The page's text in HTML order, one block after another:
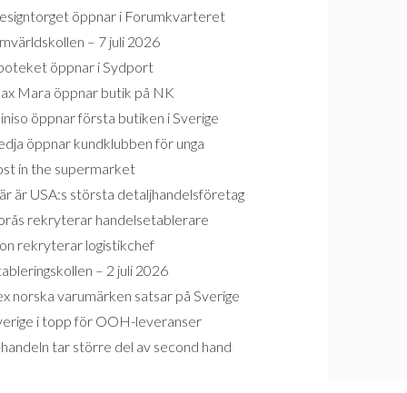
öppnar i Forumkvarteret
– 7 juli 2026
öppnar i Sydport
Mara öppnar butik på NK
öppnar första butiken i Sverige
öppnar kundklubben för unga
in the supermarket
är USA:s största detaljhandelsföretag
rekryterar handelsetablerare
rekryterar logistikchef
– 2 juli 2026
norska varumärken satsar på Sverige
i topp för OOH-leveranser
tar större del av second hand